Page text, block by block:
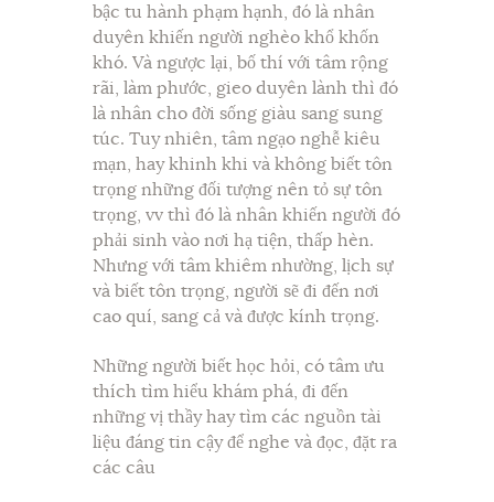
bậc tu hành phạm hạnh, đó là nhân
duyên khiến người nghèo khổ khốn
khó. Và ngược lại, bố thí với tâm rộng
rãi, làm phước, gieo duyên lành thì đó
là nhân cho đời sống giàu sang sung
túc. Tuy nhiên, tâm ngạo nghễ kiêu
mạn, hay khinh khi và không biết tôn
trọng những đối tượng nên tỏ sự tôn
trọng, vv thì đó là nhân khiến người đó
phải sinh vào nơi hạ tiện, thấp hèn.
Nhưng với tâm khiêm nhường, lịch sự
và biết tôn trọng, người sẽ đi đến nơi
cao quí, sang cả và được kính trọng.
Những người biết học hỏi, có tâm ưu
thích tìm hiểu khám phá, đi đến
những vị thầy hay tìm các nguồn tài
liệu đáng tin cậy để nghe và đọc, đặt ra
các câu